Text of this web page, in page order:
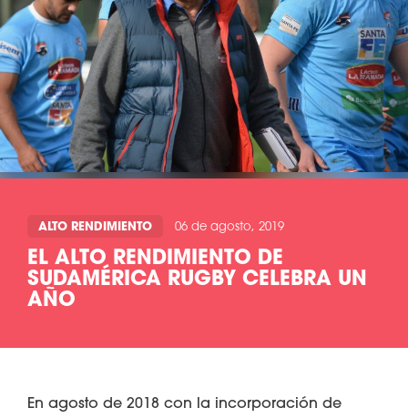
ALTO RENDIMIENTO 06 de agosto, 2019
EL ALTO RENDIMIENTO DE
SUDAMÉRICA RUGBY CELEBRA UN
AÑO
En agosto de 2018 con la incorporación de